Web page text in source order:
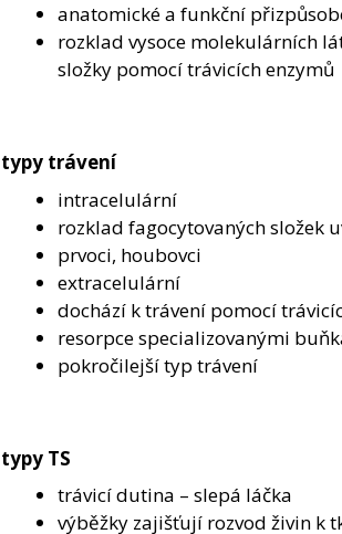
anatomické a funkční
rozklad vysoce molekulárních
složky pomocí trávicích enzymů
typy trávení
intracelulární
rozklad fagocytovaných složek
prvoci, houbovci
extracelulární
dochází k trávení pomocí
resorpce specializovanými
pokročilejší typ trávení
typy TS
trávicí dutina – slepá láčka
výběžky zajišťují rozvod živin k